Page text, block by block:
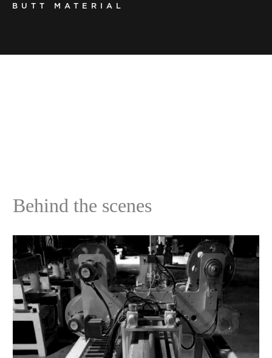
BUTT MATERIAL
4.0 - 6.0 kgf
Behind the scenes